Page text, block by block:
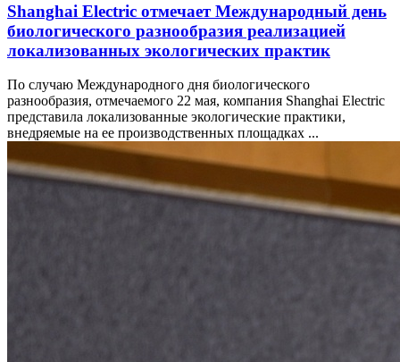
Shanghai Electric отмечает Международный день
биологического разнообразия реализацией
локализованных экологических практик
По случаю Международного дня биологического
разнообразия, отмечаемого 22 мая, компания Shanghai Electric
представила локализованные экологические практики,
внедряемые на ее производственных площадках ...